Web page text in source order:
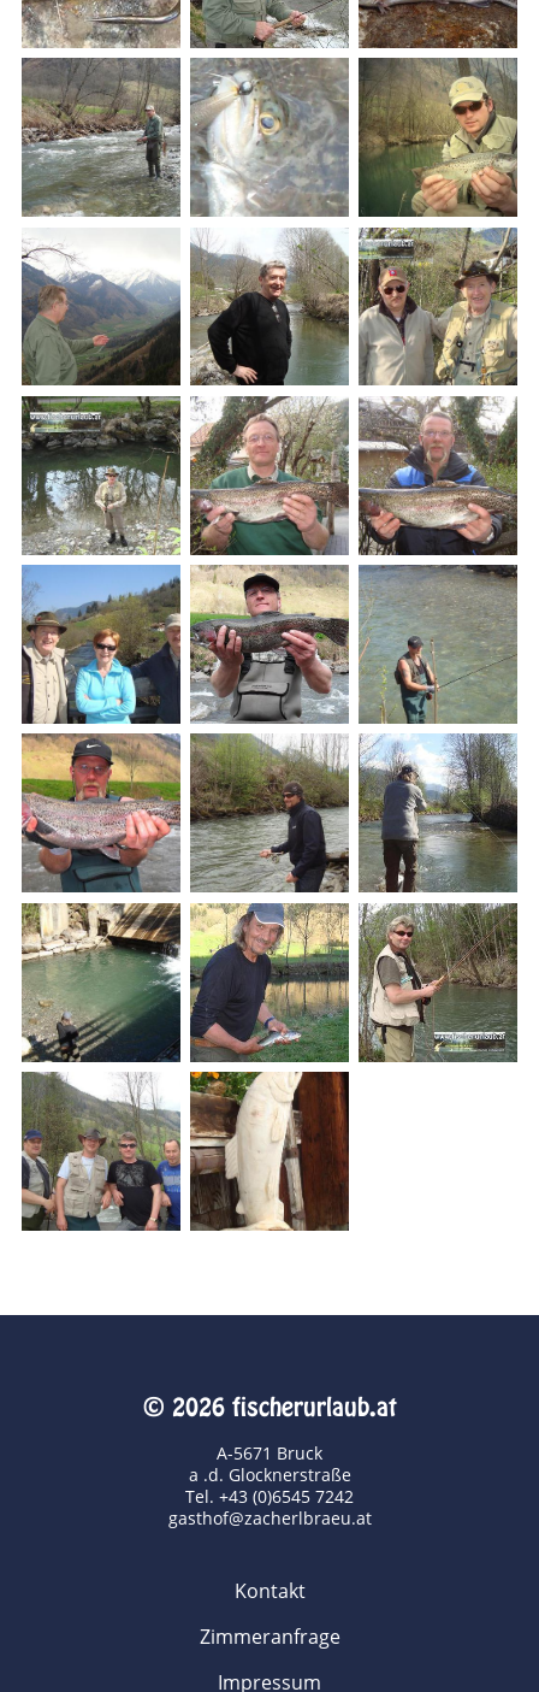
© 2026 fischerurlaub.at
A-5671 Bruck
a .d. Glocknerstraße
Tel. +43 (0)6545 7242
gasthof@zacherlbraeu.at
Kontakt
Zimmeranfrage
Impressum